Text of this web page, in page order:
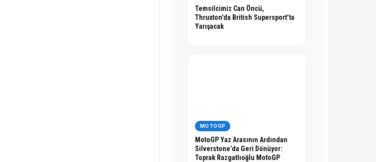
Temsilcimiz Can Öncü,
Thruxton’da British Supersport’ta
Yarışacak
MOTOGP
MotoGP Yaz Arasının Ardından
Silverstone’da Geri Dönüyor:
Toprak Razgatlıoğlu MotoGP